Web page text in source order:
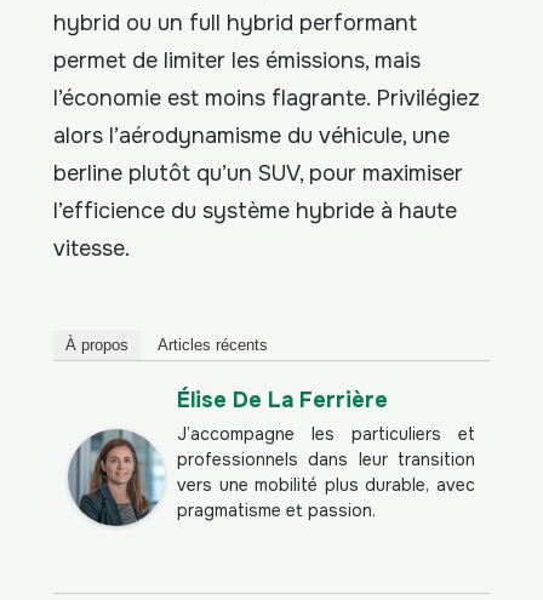
hybrid ou un full hybrid performant
permet de limiter les émissions, mais
l’économie est moins flagrante. Privilégiez
alors l’aérodynamisme du véhicule, une
berline plutôt qu’un SUV, pour maximiser
l’efficience du système hybride à haute
vitesse.
À propos Articles récents
Élise De La Ferrière
J’accompagne les particuliers et
professionnels dans leur transition
vers une mobilité plus durable, avec
pragmatisme et passion.